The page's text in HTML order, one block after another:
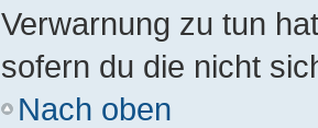
Verwarnung zu tun
sofern du die nicht
Nach oben